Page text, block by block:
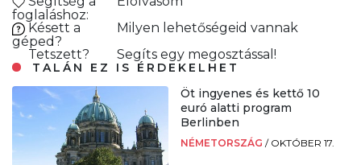
foglaláshoz:
Késett a
géped?
Milyen lehetőségeid vannak
Tetszett?
Segíts egy megosztással!
TALÁN EZ IS ÉRDEKELHET
Öt ingyenes és kettő 10
euró alatti program
Berlinben
NÉMETORSZÁG / OKTÓBER 17.